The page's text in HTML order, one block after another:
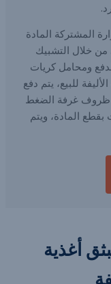
المشتركة المادة
من خلال التشبيك
ومحامل كريات
للبيع، يتم دفع
ظروف غرفة الضغط
بقطع المادة، ويتم
أغذية